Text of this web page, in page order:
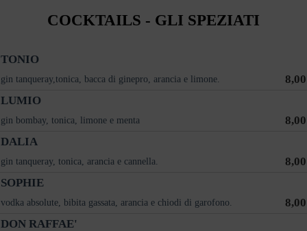
COCKTAILS - GLI SPEZIATI
TONIO
gin tanqueray,tonica, bacca di ginepro, arancia e limone.
8,00
LUMIO
gin bombay, tonica, limone e menta
8,00
DALIA
gin tanqueray, tonica, arancia e cannella.
8,00
SOPHIE
vodka absolute, bibita gassata, arancia e chiodi di garofono.
8,00
DON RAFFAE'